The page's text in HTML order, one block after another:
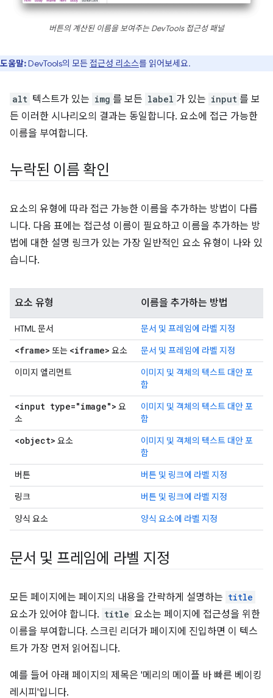
버튼의 계산된 이름을 보여주는 DevTools 접근성 패널
도움말:DevTools의 모든 접근성 리소스를 읽어보세요.
alt 텍스트가 있는 img 를 보든 label 가 있는 input 를 보
든 이러한 시나리오의 결과는 동일합니다. 요소에 접근 가능한
이름을 부여합니다.
누락된 이름 확인
요소의 유형에 따라 접근 가능한 이름을 추가하는 방법이 다릅
니다. 다음 표에는 접근성 이름이 필요하고 이름을 추가하는 방
법에 대한 설명 링크가 있는 가장 일반적인 요소 유형이 나와 있
습니다.
요소 유형 이름을 추가하는 방법
HTML 문서 문서 및 프레임에 라벨 지정
<frame> 또는 <iframe> 요소
문서 및 프레임에 라벨 지정
이미지 엘리먼트
이미지 및 객체의 텍스트 대안 포
함
<input type="image"> 요
소
이미지 및 객체의 텍스트 대안 포
함
<object> 요소
이미지 및 객체의 텍스트 대안 포
함
버튼
버튼 및 링크에 라벨 지정
링크
버튼 및 링크에 라벨 지정
양식 요소
양식 요소에 라벨 지정
문서 및 프레임에 라벨 지정
모든 페이지에는 페이지의 내용을 간략하게 설명하는 title
요소가 있어야 합니다. title 요소는 페이지에 접근성을 위한
이름을 부여합니다. 스크린 리더가 페이지에 진입하면 이 텍스
트가 가장 먼저 읽어집니다.
예를 들어 아래 페이지의 제목은 '메리의 메이플 바 빠른 베이킹
레시피'입니다.